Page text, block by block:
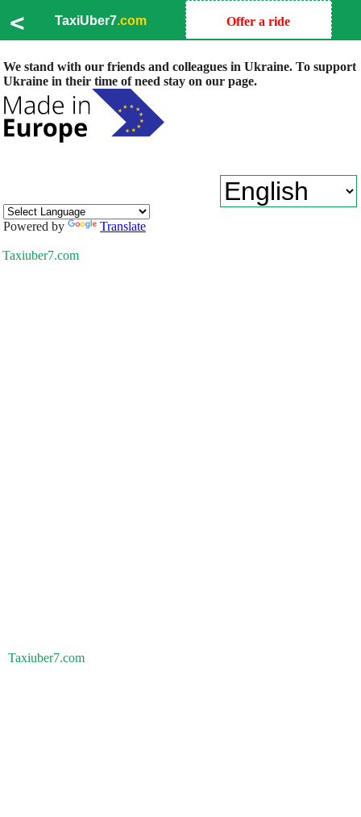
< TaxiUber7.com Offer a ride
We stand with our friends and colleagues in Ukraine. To support
Ukraine in their time of need stay on our page.
Powered by Translate
Taxiuber7.com
Taxiuber7.com